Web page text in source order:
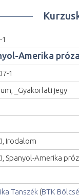
Amerika
1
_Gyakorlati jegy
Irodalom
Spanyol-Amerika
Tanszék (BTK